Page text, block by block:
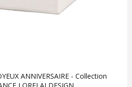
ANNIVERSAIRE - Collection